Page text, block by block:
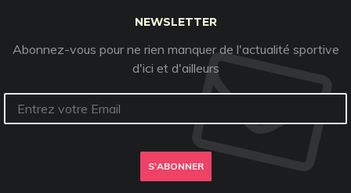
NEWSLETTER
Abonnez-vous pour ne rien manquer de l'actualité sportive
d'ici et d'ailleurs
S'ABONNER